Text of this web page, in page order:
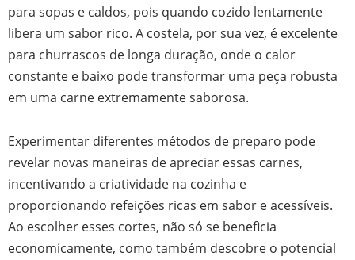
para sopas e caldos, pois quando cozido lentamente
libera um sabor rico. A costela, por sua vez, é excelente
para churrascos de longa duração, onde o calor
constante e baixo pode transformar uma peça robusta
em uma carne extremamente saborosa.
Experimentar diferentes métodos de preparo pode
revelar novas maneiras de apreciar essas carnes,
incentivando a criatividade na cozinha e
proporcionando refeições ricas em sabor e acessíveis.
Ao escolher esses cortes, não só se beneficia
economicamente, como também descobre o potencial